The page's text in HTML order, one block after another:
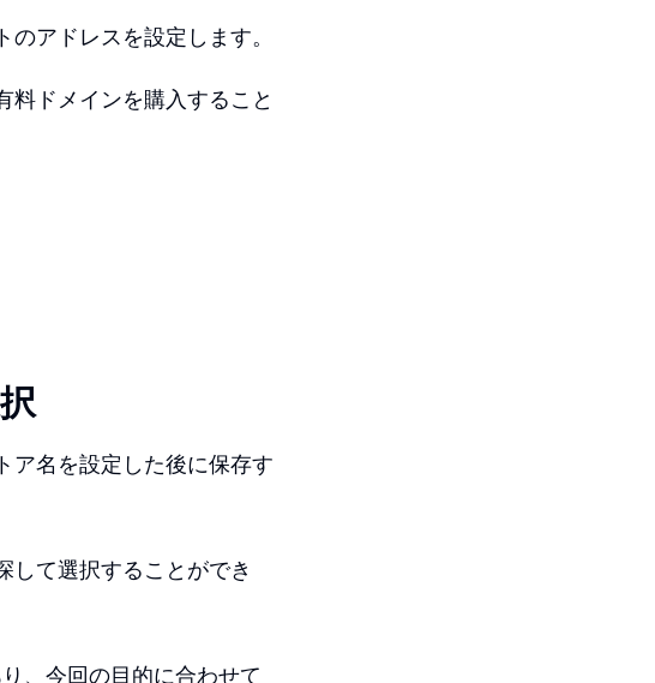
アドレスを設定します。
料ドメインを購入すること
ア名を設定した後に保存す
して選択することができ
、今回の目的に合わせて